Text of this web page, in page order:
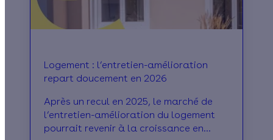
Logement : l’entretien-amélioration
repart doucement en 2026
Après un recul en 2025, le marché de
l’entretien-amélioration du logement
pourrait revenir à la croissance en